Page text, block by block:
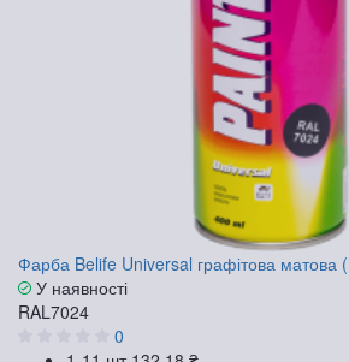
Фарба Belife Universal графітова матова
У наявності
RAL7024
0